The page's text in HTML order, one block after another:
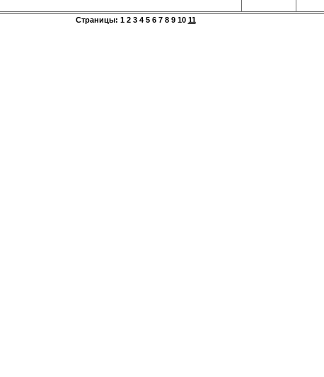
Страницы: 1 2 3 4 5 6 7 8 9 10 11